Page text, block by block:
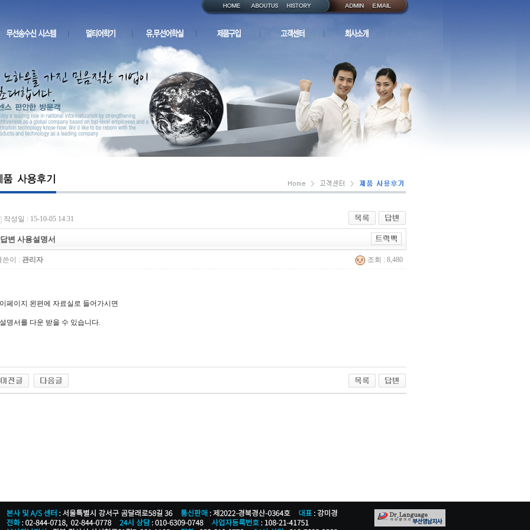
작성일 : 15-10-05 14:31
답변 사용설명서
이 : 관리자 조회 : 8,480
페이지 왼편에 자료실로 들어가시면
명서를 다운 받을 수 있습니다.